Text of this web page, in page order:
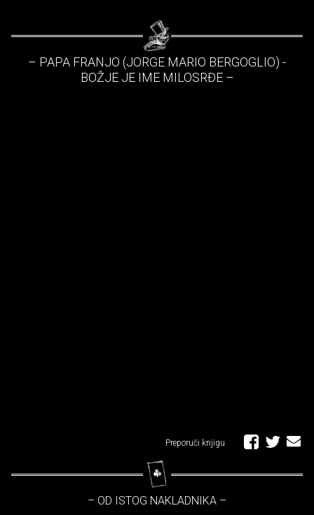
– PAPA FRANJO (JORGE MARIO BERGOGLIO) -
BOŽJE JE IME MILOSRĐE –
Preporuči knjigu
– OD ISTOG NAKLADNIKA –